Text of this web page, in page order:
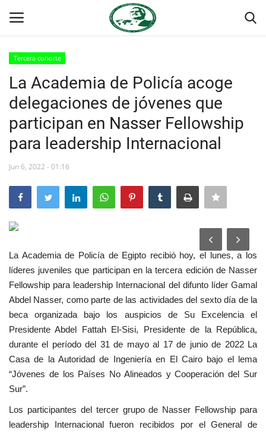
Inicio
Foro Internacional Nasser
Contacto
Egipto
Nuestro Equipo
Herencia de Jamal Abdel-Nasser
Movimiento Juvenil Nasser
Nasser Fellowship para Leadership
Internacional
Noticias
Nuestras Referencias
Ciudadano Global
Tercera cohorte
La Academia de Policía acoge
delegaciones de jóvenes que
participan en Nasser Fellowship
para leadership Internacional
Jun 6, 2022 - 01:16
La Academia de Policía de Egipto recibió hoy, el lunes, a los
líderes juveniles que participan en la tercera edición de Nasser
Fellowship para leadership Internacional del difunto líder Gamal
Abdel Nasser, como parte de las actividades del sexto día de la
beca organizada bajo los auspicios de Su Excelencia el
Presidente Abdel Fattah El-Sisi, Presidente de la República,
durante el período del 31 de mayo al 17 de junio de 2022 La
Casa de la Autoridad de Ingeniería en El Cairo bajo el lema
“Jóvenes de los Países No Alineados y Cooperación del Sur
Sur”.
Los participantes del tercer grupo de Nasser Fellowship para
leadership Internacional fueron recibidos por el General de